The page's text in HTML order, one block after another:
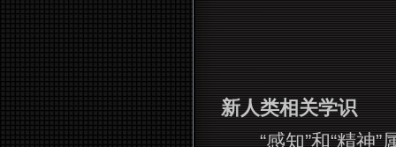
新人类相关学识
“感知”和“精神”属